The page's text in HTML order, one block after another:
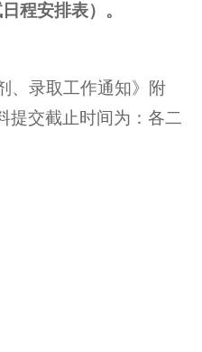
程安排表）。
、录取工作通知》附
提交截止时间为：各二